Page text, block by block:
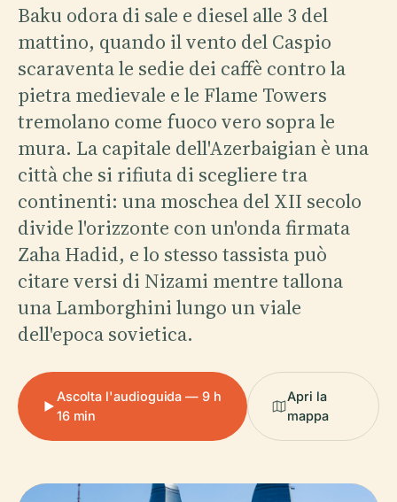
Baku odora di sale e diesel alle 3 del
mattino, quando il vento del Caspio
scaraventa le sedie dei caffè contro la
pietra medievale e le Flame Towers
tremolano come fuoco vero sopra le
mura. La capitale dell'Azerbaigian è una
città che si rifiuta di scegliere tra
continenti: una moschea del XII secolo
divide l'orizzonte con un'onda firmata
Zaha Hadid, e lo stesso tassista può
citare versi di Nizami mentre tallona
una Lamborghini lungo un viale
dell'epoca sovietica.
Ascolta l'audioguida — 9 h
16 min
Apri la
mappa